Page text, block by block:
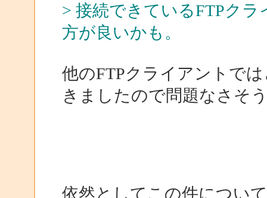
> 接続できているFTPク
方が良いかも。
他のFTPクライアントで
きましたので問題なさそ
依然としてこの件につい